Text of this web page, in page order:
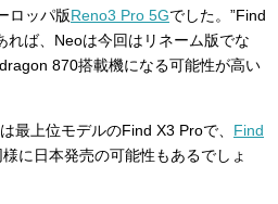
ロッパ版Reno3 Pro 5Gでした。”Find
れば、Neoは今回はリネーム版でな
870搭載機になる可能性が高い
最上位モデルのFind X3 Proで、 Find
様に日本発売の可能性もあるでしょ